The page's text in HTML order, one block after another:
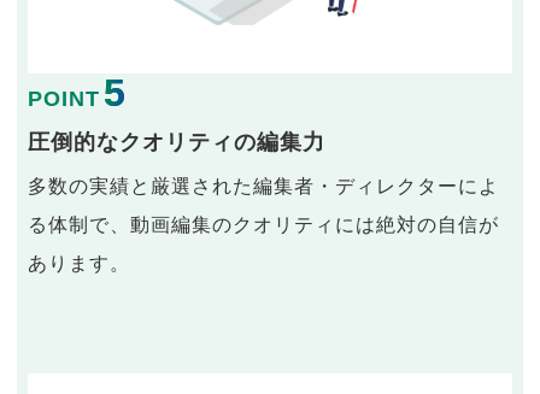
POINT 5
圧倒的なクオリティの編集力
多数の実績と厳選された編集者・ディレクターによ
る体制で、動画編集のクオリティには絶対の自信が
あります。